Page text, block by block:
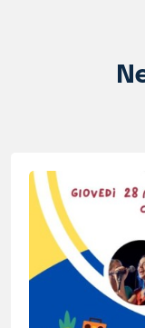
LA GRANDE
ANNO
Mercoledì 27 e
Approfondisci